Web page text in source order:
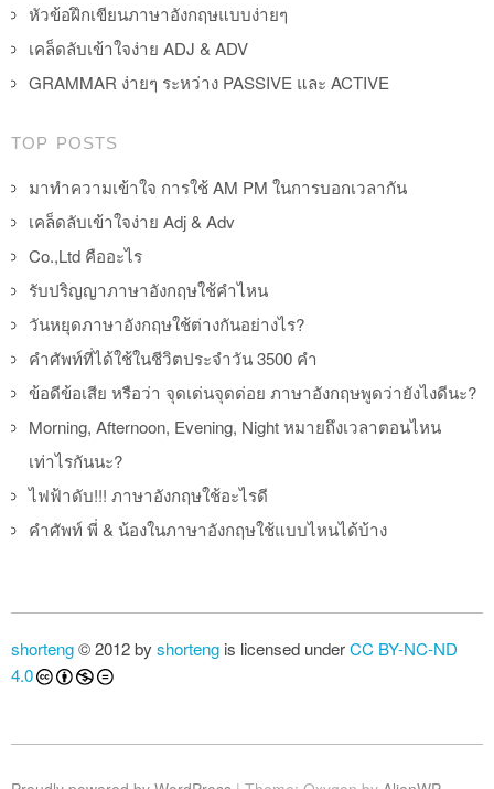
หัวข้อฝึกเขียนภาษาอังกฤษแบบง่ายๆ
เคล็ดลับเข้าใจง่าย ADJ & ADV
GRAMMAR ง่ายๆ ระหว่าง PASSIVE และ ACTIVE
TOP POSTS
มาทำความเข้าใจ การใช้ AM PM ในการบอกเวลากัน
เคล็ดลับเข้าใจง่าย Adj & Adv
Co.,Ltd คืออะไร
รับปริญญาภาษาอังกฤษใช้คำไหน
วันหยุดภาษาอังกฤษใช้ต่างกันอย่างไร?
คำศัพท์ที่ได้ใช้ในชีวิตประจำวัน 3500 คำ
ข้อดีข้อเสีย หรือว่า จุดเด่นจุดด่อย ภาษาอังกฤษพูดว่ายังไงดีนะ?
Morning, Afternoon, Evening, Night หมายถึงเวลาตอนไหน
เท่าไรกันนะ?
ไฟฟ้าดับ!!! ภาษาอังกฤษใช้อะไรดี
คำศัพท์ พี่ & น้องในภาษาอังกฤษใช้แบบไหนได้บ้าง
shorteng© 2012 by shorteng is licensed underCC BY-NC-ND
4.0